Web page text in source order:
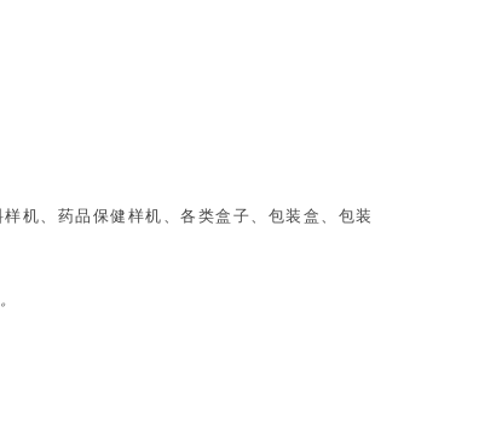
机、药品保健样机、各类盒子、包装盒、包装